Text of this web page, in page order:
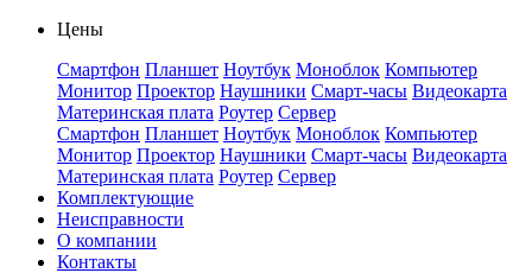
Цены
Смартфон Планшет Ноутбук Моноблок Компьютер
Монитор Проектор Наушники Смарт-часы Видеокарта
Материнская плата Роутер Сервер
Смартфон Планшет Ноутбук Моноблок Компьютер
Монитор Проектор Наушники Смарт-часы Видеокарта
Материнская плата Роутер Сервер
Комплектующие
Неисправности
О компании
Контакты